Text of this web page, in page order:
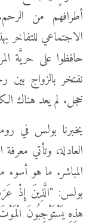
أطرافهم من
الاجتماعي للتفاخر
حافظوا على حريَّة
نفتخر بالزواج
خجل. لم يعد هناك
العادلة، وتأتي
بولس: "الَّذِينَ إِذْ
هذِهِ يَسْتَوْجِبُونَ